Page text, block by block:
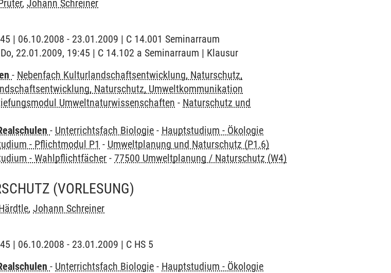
,Johann Schreiner
| 06.10.2008 - 23.01.2009 | C 14.001 Seminarraum
22.01.2009, 19:45 | C 14.102 a Seminarraum | Klausur
- Nebenfach Kulturlandschaftsentwicklung, Naturschutz,
Naturschutz, Umweltkommunikation
Umweltnaturwissenschaften - Naturschutz und
- Unterrichtsfach Biologie - Hauptstudium - Ökologie
- Pflichtmodul P1 - Umweltplanung und Naturschutz (P1.6)
- Wahlpflichtfächer -77500 Umweltplanung / Naturschutz (W4)
(VORLESUNG)
,Johann Schreiner
| 06.10.2008 - 23.01.2009 | C HS 5
- Unterrichtsfach Biologie - Hauptstudium - Ökologie